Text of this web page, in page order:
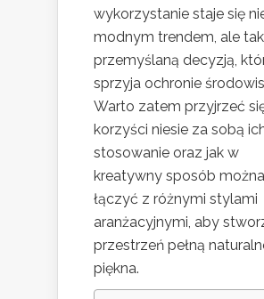
wykorzystanie staje się
modnym trendem, ale
przemyślaną decyzją,
sprzyja ochronie
Warto zatem przyjrzeć
korzyści niesie za sobą
stosowanie oraz jak w
kreatywny sposób
łączyć z różnymi stylami
aranżacyjnymi, aby
przestrzeń pełną
piękna.